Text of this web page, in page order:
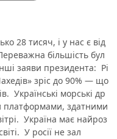
28 тисяч, і у нас є від
більшість бул
заяви президента: ️ Рі
зріс до 90% — що
Українські морські др
платформами, здатними
Україна має найроз
У росії не зал